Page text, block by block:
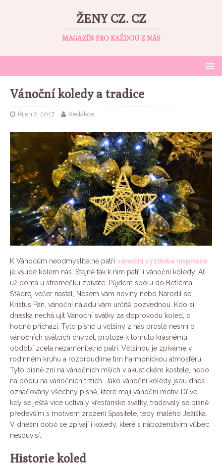
ŽENY CZ. CZ
MAGAZÍN PRO KAŽDOU Z NÁS
Vánoční koledy a tradice
Říjen 2, 2017 Redakce
K Vánocům neodmyslitelně patří vánoční výzdoba inspirace
je všude kolem nás. Stejně tak k nim patří i vánoční koledy. Ať
už doma u stromečku zpíváte: Půjdem spolu do Betléma,
Štědrej večer nastal, Nesem vám noviny nebo Narodil se
Kristus Pán, vánoční náladu vám určitě pozvednou. Kdo si
dneska nechá ujít Vánoční svátky za doprovodu koled, o
hodně přichází. Tyto písně u většiny z nás prostě nesmí o
vánočních svátcích chybět, protože k tomuto krásnému
období zcela nezaměnitelně patří. Většinou je zpíváme v
rodinném kruhu a rozproudíme tím harmonickou atmosféru.
Tyto písně zní na vánočních mších v akustickém kostele, nebo
na pódiu na vánočních trzích. Jako vánoční koledy jsou dnes
označovány všechny písně, které mají vánoční motiv. Dříve,
kdy se ještě více uctívaly křesťanské svátky, tradovaly se písně
především s motivem zrození Spasitele, tedy malého Ježíška.
V dnešní době se zpívají i koledy, které s náboženstvím vůbec
nesouvisí.
Historie koled